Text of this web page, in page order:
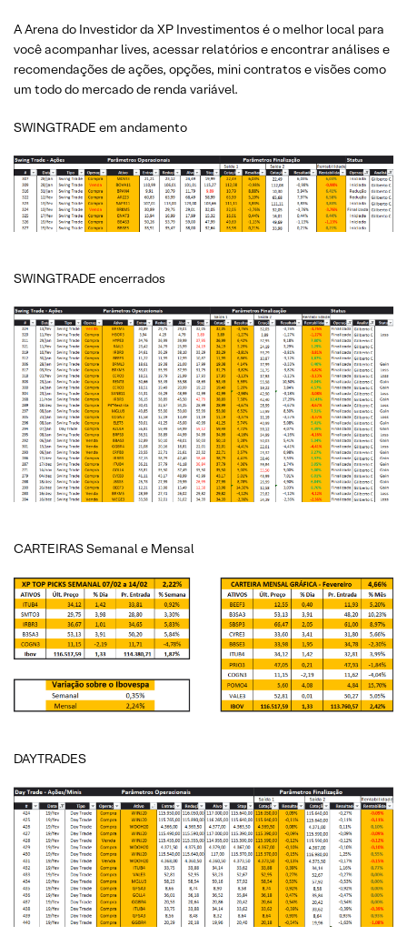
A Arena do Investidor da XP Investimentos é o melhor local para
você acompanhar lives, acessar relatórios e encontrar análises e
recomendações de ações, opções, mini contratos e visões como
um todo do mercado de renda variável.
SWINGTRADE em andamento
SWINGTRADE encerrados
CARTEIRAS Semanal e Mensal
DAYTRADES